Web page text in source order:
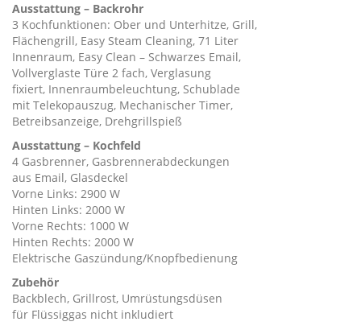
Ausstattung – Backrohr
3 Kochfunktionen: Ober und Unterhitze, Grill,
Flächengrill, Easy Steam Cleaning, 71 Liter
Innenraum, Easy Clean – Schwarzes Email,
Vollverglaste Türe 2 fach, Verglasung
fixiert, Innenraumbeleuchtung, Schublade
mit Telekopauszug, Mechanischer Timer,
Betreibsanzeige, Drehgrillspieß
Ausstattung – Kochfeld
4 Gasbrenner, Gasbrennerabdeckungen
aus Email, Glasdeckel
Vorne Links: 2900 W
Hinten Links: 2000 W
Vorne Rechts: 1000 W
Hinten Rechts: 2000 W
Elektrische Gaszündung/Knopfbedienung
Zubehör
Backblech, Grillrost, Umrüstungsdüsen
für Flüssiggas nicht inkludiert